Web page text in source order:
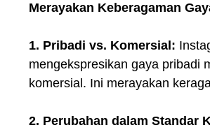
Merayakan Keberagaman
1. Pribadi vs. Komersial:
mengekspresikan gaya pribadi
komersial. Ini merayakan
2. Perubahan dalam Standar